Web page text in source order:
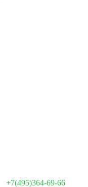
+7(495)364-69-66